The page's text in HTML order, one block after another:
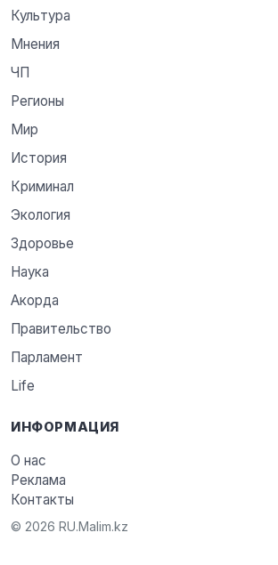
Культура
Мнения
ЧП
Регионы
Мир
История
Криминал
Экология
Здоровье
Наука
Акорда
Правительство
Парламент
Life
ИНФОРМАЦИЯ
О нас
Реклама
Контакты
© 2026 RU.Malim.kz